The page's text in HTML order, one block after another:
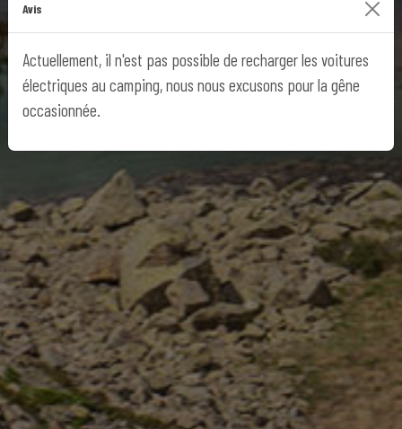
Avis
Actuellement, il n'est pas possible de recharger les voitures
électriques au camping, nous nous excusons pour la gêne
occasionnée.